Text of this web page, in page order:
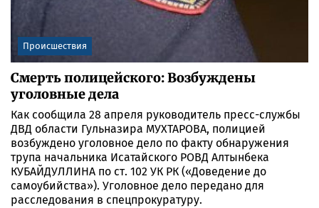
Происшествия
Смерть полицейского: Возбуждены
уголовные дела
Как сообщила 28 апреля руководитель пресс-службы
ДВД области Гульназира МУХТАРОВА, полицией
возбуждено уголовное дело по факту обнаружения
трупа начальника Исатайского РОВД Алтынбека
КУБАЙДУЛЛИНА по ст. 102 УК РК («Доведение до
самоубийства»). Уголовное дело передано для
расследования в спецпрокуратуру.